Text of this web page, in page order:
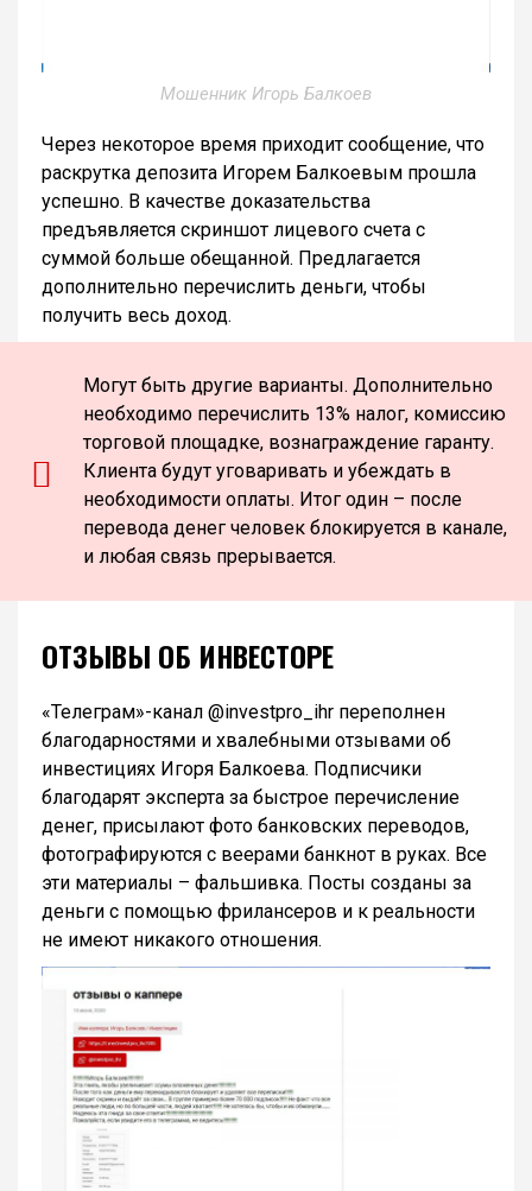
Мошенник Игорь Балкоев
Через некоторое время приходит сообщение, что
раскрутка депозита Игорем Балкоевым прошла
успешно. В качестве доказательства
предъявляется скриншот лицевого счета с
суммой больше обещанной. Предлагается
дополнительно перечислить деньги, чтобы
получить весь доход.
Могут быть другие варианты. Дополнительно
необходимо перечислить 13% налог, комиссию
торговой площадке, вознаграждение гаранту.
Клиента будут уговаривать и убеждать в
необходимости оплаты. Итог один – после
перевода денег человек блокируется в канале,
и любая связь прерывается.
ОТЗЫВЫ ОБ ИНВЕСТОРЕ
«Телеграм»-канал @investpro_ihr переполнен
благодарностями и хвалебными отзывами об
инвестициях Игоря Балкоева. Подписчики
благодарят эксперта за быстрое перечисление
денег, присылают фото банковских переводов,
фотографируются с веерами банкнот в руках. Все
эти материалы – фальшивка. Посты созданы за
деньги с помощью фрилансеров и к реальности
не имеют никакого отношения.